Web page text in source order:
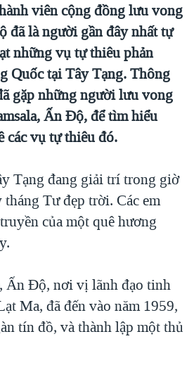
KIM TẠI VIỆT NAM
CHÍNH PHỦ VIỆT NAM
SÓNG TRỘM HẢI SÂM
VỌNG TỪ NÔNG THÔN MỸ
viên cộng đồng lưu vong
đã là người gần đây nhất tự
những vụ tự thiêu phản
Quốc tại Tây Tạng. Thông
gặp những người lưu vong
Ấn Độ, để tìm hiểu
các vụ tự thiêu đó.
Tạng đang giải trí trong giờ
Tư đẹp trời. Các em
của một quê hương
Ấn Độ, nơi vị lãnh đạo tinh
Ma, đã đến vào năm 1959,
tín đồ, và thành lập một thủ